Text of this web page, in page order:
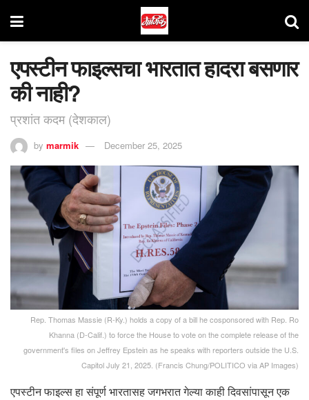
एपस्टीन फाइल्सचा भारतात हादरा बसणार
की नाही?
प्रशांत कदम (देशकाल)
by marmik December 25, 2025
Rep. Thomas Massie (R-Ky.) holds a copy of a bill he cosponsored with Rep. Ro
Khanna (D-Calif.) to force the House to vote on the complete release of the
government's files on Jeffrey Epstein as he speaks with reporters outside the U.S.
Capitol July 21, 2025. (Francis Chung/POLITICO via AP Images)
एपस्टीन फाइल्स हा संपूर्ण भारतासह जगभरात गेल्या काही दिवसांपासून एक